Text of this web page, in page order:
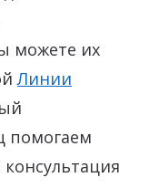
можете их
Линии
помогаем